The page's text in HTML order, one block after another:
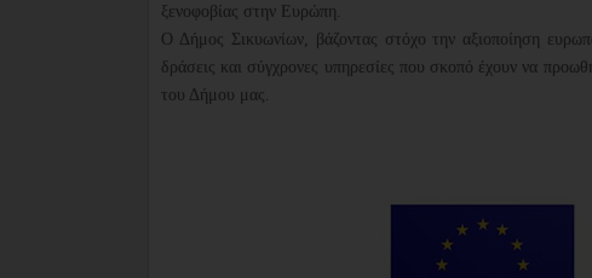
ξενοφοβίας στην Ευρώπη.
Ο Δήμος Σικυωνίων, βάζοντας στόχο την αξιοποίηση
δράσεις και σύγχρονες υπηρεσίες που σκοπό έχουν να
του Δήμου μας.